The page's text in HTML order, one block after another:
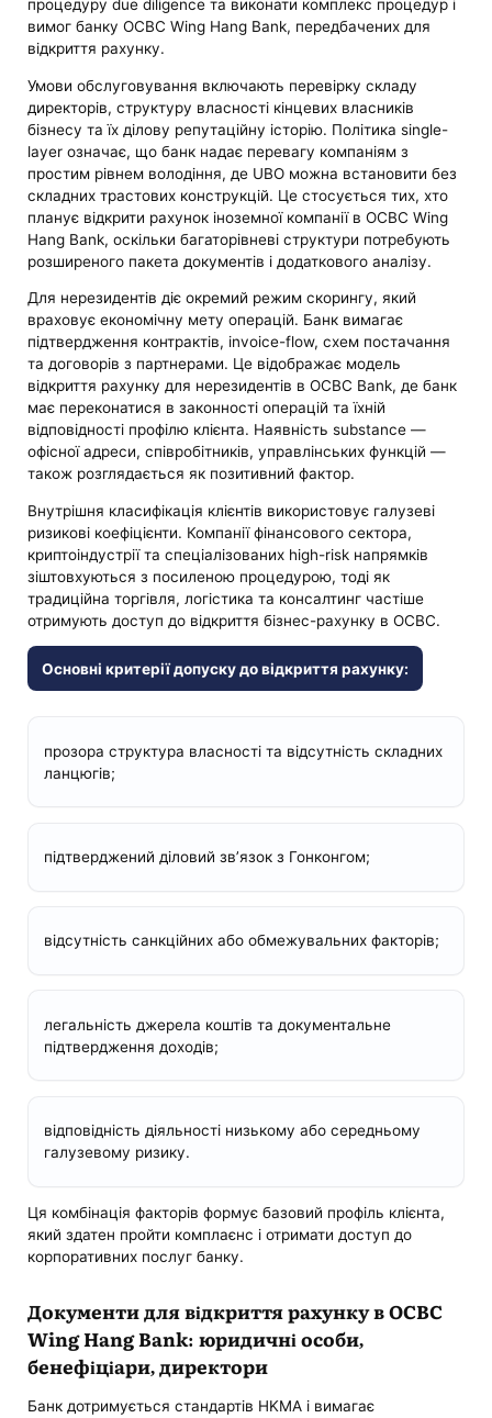
процедуру due diligence та виконати комплекс процедур і
вимог банку OCBC Wing Hang Bank, передбачених для
відкриття рахунку.
Умови обслуговування включають перевірку складу
директорів, структуру власності кінцевих власників
бізнесу та їх ділову репутаційну історію. Політика single-
layer означає, що банк надає перевагу компаніям з
простим рівнем володіння, де UBO можна встановити без
складних трастових конструкцій. Це стосується тих, хто
планує відкрити рахунок іноземної компанії в OCBC Wing
Hang Bank, оскільки багаторівневі структури потребують
розширеного пакета документів і додаткового аналізу.
Для нерезидентів діє окремий режим скорингу, який
враховує економічну мету операцій. Банк вимагає
підтвердження контрактів, invoice-flow, схем постачання
та договорів з партнерами. Це відображає модель
відкриття рахунку для нерезидентів в OCBC Bank, де банк
має переконатися в законності операцій та їхній
відповідності профілю клієнта. Наявність substance —
офісної адреси, співробітників, управлінських функцій —
також розглядається як позитивний фактор.
Внутрішня класифікація клієнтів використовує галузеві
ризикові коефіцієнти. Компанії фінансового сектора,
криптоіндустрії та спеціалізованих high-risk напрямків
зіштовхуються з посиленою процедурою, тоді як
традиційна торгівля, логістика та консалтинг частіше
отримують доступ до відкриття бізнес-рахунку в OCBC.
Основні критерії допуску до відкриття рахунку:
прозора структура власності та відсутність складних
ланцюгів;
підтверджений діловий зв’язок з Гонконгом;
відсутність санкційних або обмежувальних факторів;
легальність джерела коштів та документальне
підтвердження доходів;
відповідність діяльності низькому або середньому
галузевому ризику.
Ця комбінація факторів формує базовий профіль клієнта,
який здатен пройти комплаєнс і отримати доступ до
корпоративних послуг банку.
Документи для відкриття рахунку в OCBC
Wing Hang Bank: юридичні особи,
бенефіціари, директори
Банк дотримується стандартів HKMA і вимагає